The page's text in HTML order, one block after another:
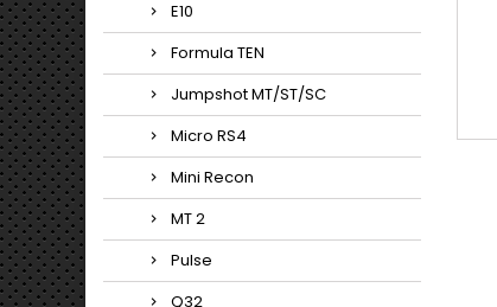
E10
Formula TEN
Jumpshot MT/ST/SC
Micro RS4
Mini Recon
MT 2
Pulse
Q32